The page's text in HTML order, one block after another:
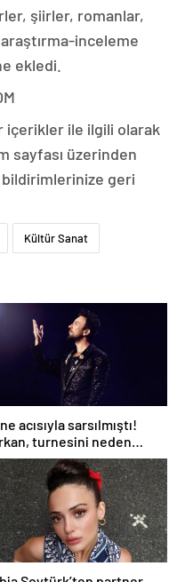
şiirler, romanlar,
inceleme
ekledi.
içerikler ile ilgili olarak
sayfası üzerinden
geri
Kültür Sanat
acısıyla sarsılmıştı!
turnesini neden
istemediğini